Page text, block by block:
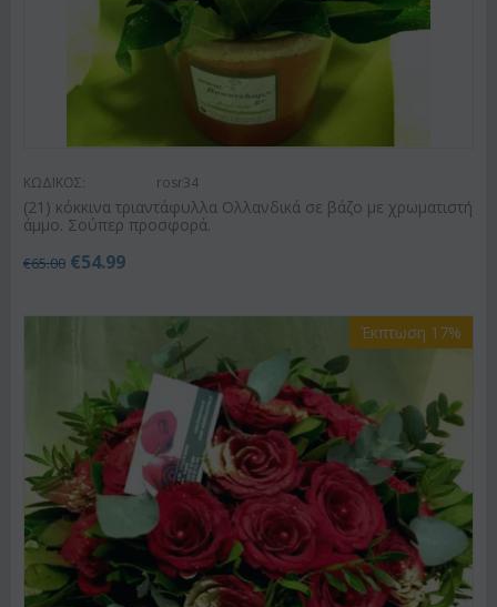
ΚΩΔΙΚΟΣ: rosr34
(21) κόκκινα τριαντάφυλλα Ολλανδικά σε βάζο με χρωματιστή
άμμο. Σούπερ προσφορά.
€65.00 €54.99
Έκπτωση 17%